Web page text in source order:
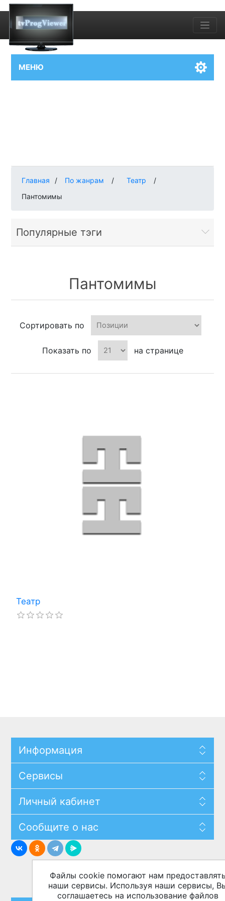
МЕНЮ
Главная / По жанрам / Театр
/
Пантомимы
Популярные тэги
Пантомимы
Сортировать по
Показать по на странице
Театр
Информация
Сервисы
Личный кабинет
Сообщите о нас
Файлы cookie помогают нам
наши сервисы. Используя наши сервисы,
соглашаетесь на использование файлов